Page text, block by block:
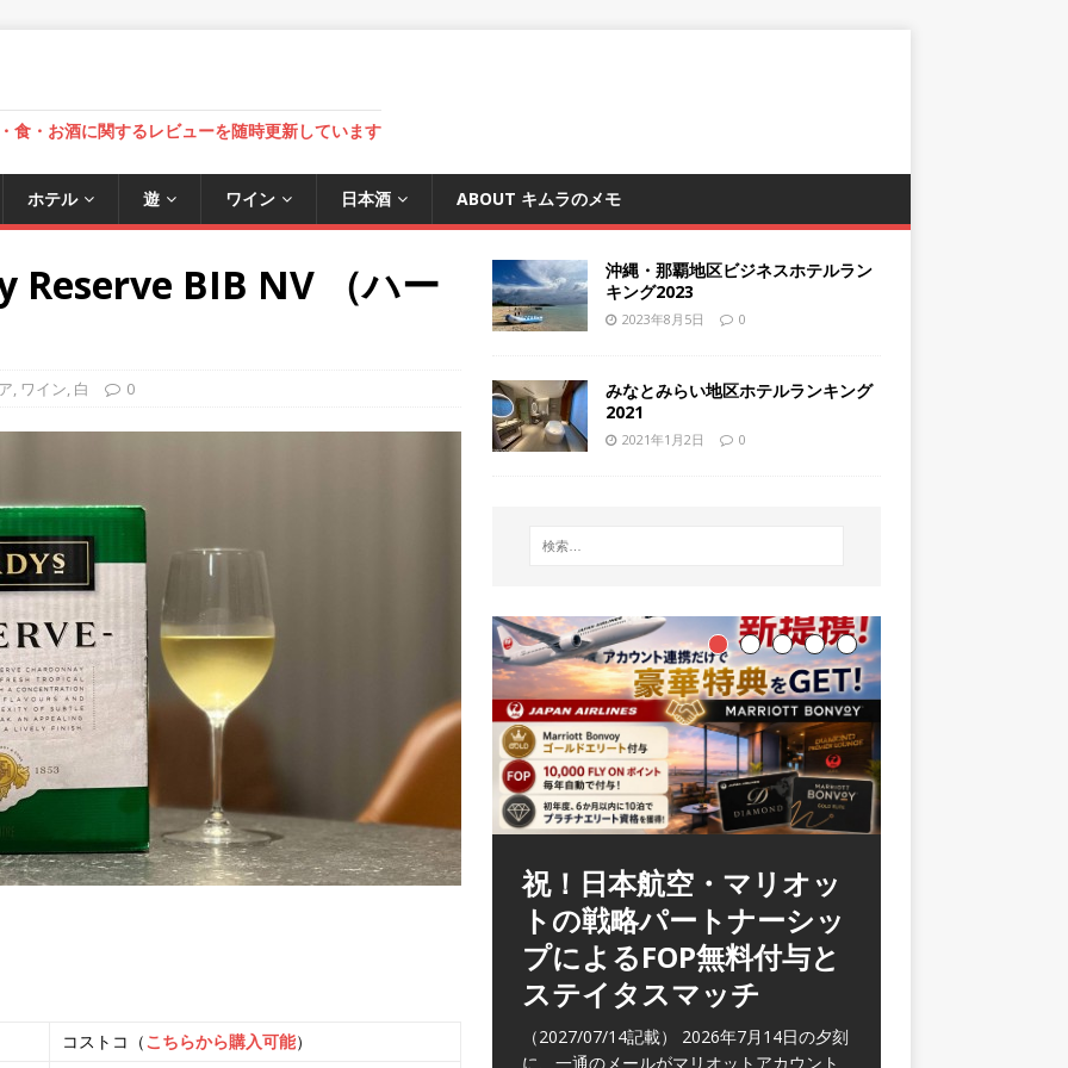
食・お酒に関するレビューを随時更新しています
ホテル 遊 ワイン 日本酒 ABOUT キムラのメモ
Reserve BIB NV （ハー
, ワイン, 白 0
コストコ（こちらから購入可能）
沖縄・那覇地区ビジネスホテルラン
キング2023
2023年8月5日 0
みなとみらい地区ホテルランキング
2021
2021年1月2日 0
祝！日本航空・マリオッ
トの戦略パートナーシッ
プによるFOP無料付与と
ステイタスマッチ
（2027/07/14記載） 2026年7月14日の夕刻
に、一通のメールがマリオットアカウント
ラウンジ 華 那覇空港
(2026/05)
（2026/06/07記載） 2026年5月下旬の平日
に那覇を訪れた際に利用した。 こちらのラ
ウンジ
[…]